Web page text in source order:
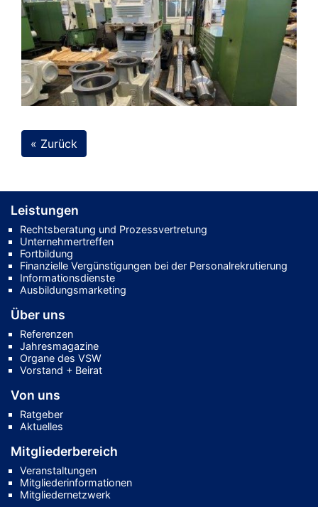
« Zurück
Leistungen
Rechtsberatung und Prozessvertretung
Unternehmertreffen
Fortbildung
Finanzielle Vergünstigungen bei der Personalrekrutierung
Informationsdienste
Ausbildungsmarketing
Über uns
Referenzen
Jahresmagazine
Organe des VSW
Vorstand + Beirat
Von uns
Ratgeber
Aktuelles
Mitgliederbereich
Veranstaltungen
Mitgliederinformationen
Mitgliedernetzwerk